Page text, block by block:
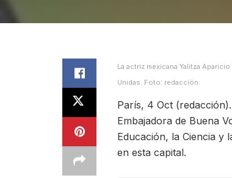
La actriz mexicana Yalitza
Unidas. Foto: redacción.
París, 4 Oct
Embajadora de Buena
Educación, la Ciencia y
en esta capital.